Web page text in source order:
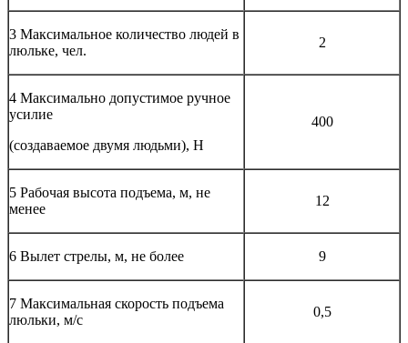
3 Максимальное количество людей в
люльке, чел.
2
4 Максимально допустимое ручное
усилие
(создаваемое двумя людьми), Н
400
5 Рабочая высота подъема, м, не
менее
12
6 Вылет стрелы, м, не более 9
7 Максимальная скорость подъема
люльки, м/с
0,5